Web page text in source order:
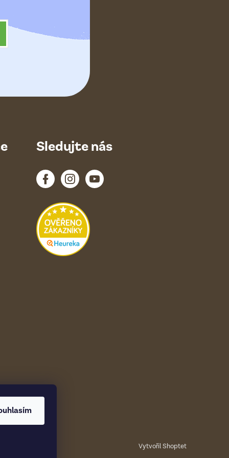
Sledujte nás
Vytvořil Shoptet